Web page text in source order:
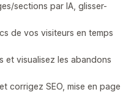
sections par IA, glisser-
de vos visiteurs en temps
et visualisez les abandons
corrigez SEO, mise en page